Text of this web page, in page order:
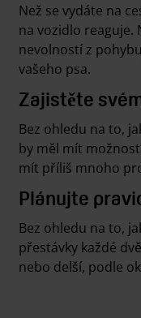
Než se vydáte na
na vozidlo reaguje.
nevolností z
vašeho psa.
Zajistěte
Bez ohledu na to,
by měl mít
mít příliš mnoho
Plánujte
Bez ohledu na to,
přestávky každé
nebo delší, podle